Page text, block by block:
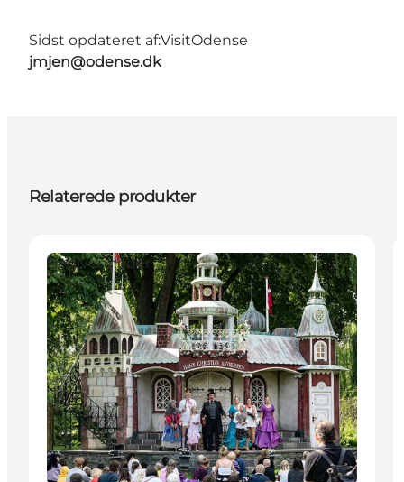
Sidst opdateret af:VisitOdense
jmjen@odense.dk
Relaterede produkter
Begivenheder